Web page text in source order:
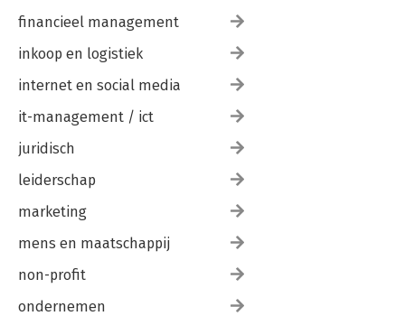
financieel management
inkoop en logistiek
internet en social media
it-management / ict
juridisch
leiderschap
marketing
mens en maatschappij
non-profit
ondernemen